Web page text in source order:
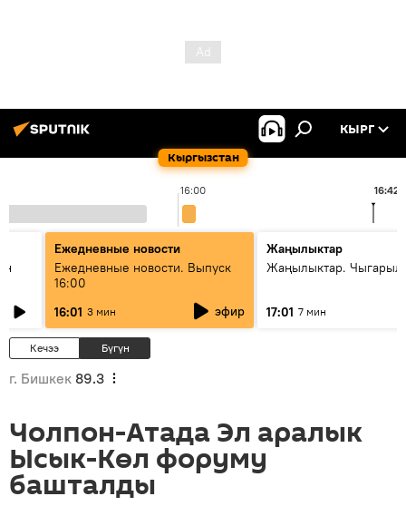
Кыргызстан
КЫРГ
16:00 16:42
Ежедневные новости
Ежедневные новости. Выпуск
16:00
16:01 3 мин эфир
Жаңылыктар
Жаңылыктар.
17:01 7 мин
Кечээ Бүгүн
г. Бишкек 89.3
Чолпон-Атада Эл аралык
Ысык-Көл форуму
башталды